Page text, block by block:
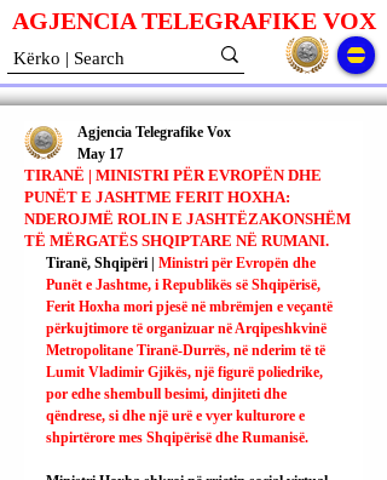
AGJENCIA TELEGRAFIKE VOX
TIRANË | MINISTRI PËR EVROPËN DHE
PUNËT E JASHTME FERIT HOXHA:
NDEROJMË ROLIN E JASHTËZAKONSHËM
TË MËRGATËS SHQIPTARE NË RUMANI.
Agjencia Telegrafike Vox
May 17
Tiranë, Shqipëri | Ministri për Evropën dhe
Punët e Jashtme, i Republikës së Shqipërisë,
Ferit Hoxha mori pjesë në mbrëmjen e veçantë
përkujtimore të organizuar në Arqipeshkvinë
Metropolitane Tiranë-Durrës, në nderim të të
Lumit Vladimir Gjikës, një figurë poliedrike,
por edhe shembull besimi, dinjiteti dhe
qëndrese, si dhe një urë e vyer kulturore e
shpirtërore mes Shqipërisë dhe Rumanisë.